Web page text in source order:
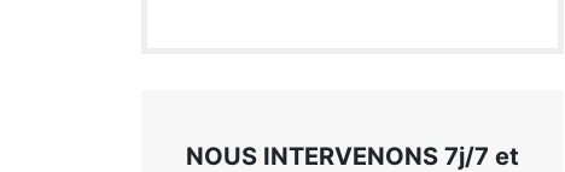
NOUS INTERVENONS 7j/7 et